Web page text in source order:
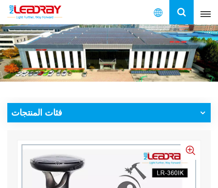
العربية
English
français
español
فئات المنتجات